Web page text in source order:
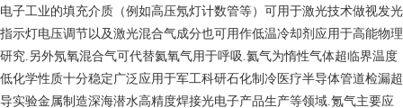
电子工业的填充介质（例如高压氖灯计数管等）可用于激光技术做视发光
指示灯电压调节以及激光混合气成分也可用作低温冷却剂应用于高能物理
研究.另外氖氧混合气可代替氦氧气用于呼吸.氦气为惰性气体超临界温度
低化学性质十分稳定广泛应用于军工科研石化制冷医疗半导体管道检漏超
导实验金属制造深海潜水高精度焊接光电子产品生产等领域.氪气主要应